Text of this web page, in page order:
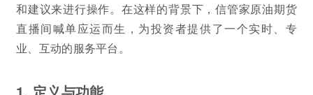
和建议来进行操作。在这样的背景下，信管家原油期货
直播间喊单应运而生，为投资者提供了一个实时、专
业、互动的服务平台。